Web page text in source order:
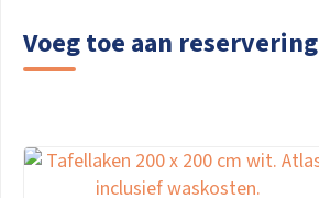
Voeg toe aan reservering